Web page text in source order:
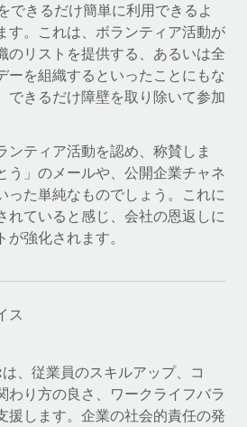
し、管理し、給与を支給できるようにす
で、新しい統合、機能、改良点をリリー
、ビジネスを守る方法
力的な標的です。多額の資金がシステ
るためです。このため、自社のビジネス
要です。...
できるだけ簡単に利用できるよ
す。これは、ボランティア活動が
のリストを提供する、あるいは全
ーを組織するといったことにもな
できるだけ障壁を取り除いて参加
ンティア活動を認め、称賛しま
う」のメールや、公開企業チャネ
った単純なものでしょう。これに
れていると感じ、会社の恩返しに
強化されます。
ス
は、従業員のスキルアップ、コ
わり方の良さ、ワークライフバラ
援します。企業の社会的責任の発